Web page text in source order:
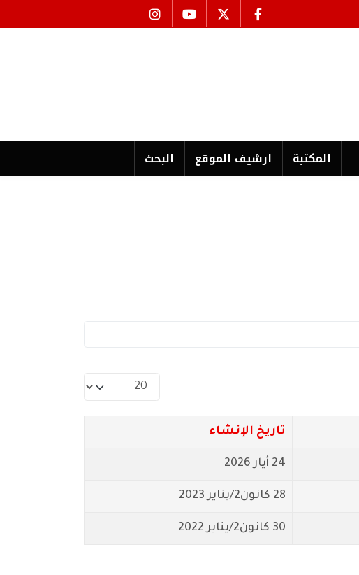
المكتبة ارشیف الموقع البحث
عدد الإظهارات:
تاريخ الإنشاء
24 أيار 2026
28 كانون2/يناير 2023
30 كانون2/يناير 2022